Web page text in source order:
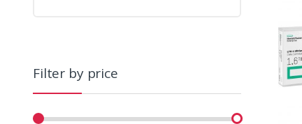
Filter by price